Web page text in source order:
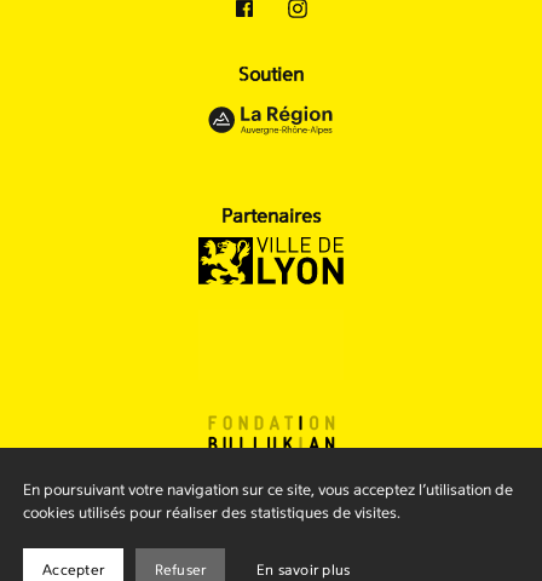
En poursuivant votre navigation sur ce site, vous acceptez l’utilisation de
cookies utilisés pour réaliser des statistiques de visites.
Accepter Refuser En savoir plus
Soutien
Partenaires
Conditions générales